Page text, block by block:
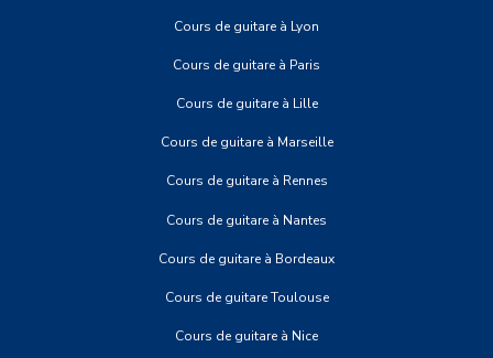
Cours de guitare à Lyon
Cours de guitare à Paris
Cours de guitare à Lille
Cours de guitare à Marseille
Cours de guitare à Rennes
Cours de guitare à Nantes
Cours de guitare à Bordeaux
Cours de guitare Toulouse
Cours de guitare à Nice